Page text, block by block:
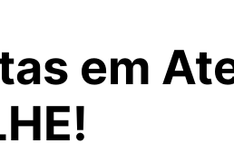
em